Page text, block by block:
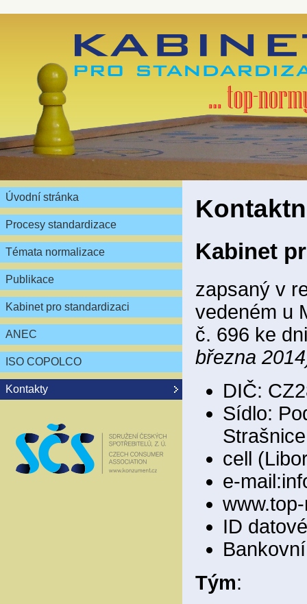
Úvodní stránka
Procesy standardizace
Témata normalizace
Publikace
Kabinet pro standardizaci
ANEC
ISO COPOLCO
Kontakty
Kabinet
zapsaný v
vedeném u
č. 696 ke
března
DIČ:
Sídlo:
Strašnice
cell
e-
ID
Tým: